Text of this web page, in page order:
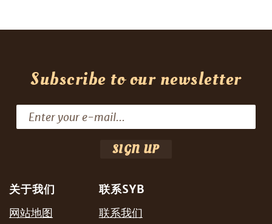
Subscribe to our newsletter
关于我们
网站地图
联系SYB
联系我们